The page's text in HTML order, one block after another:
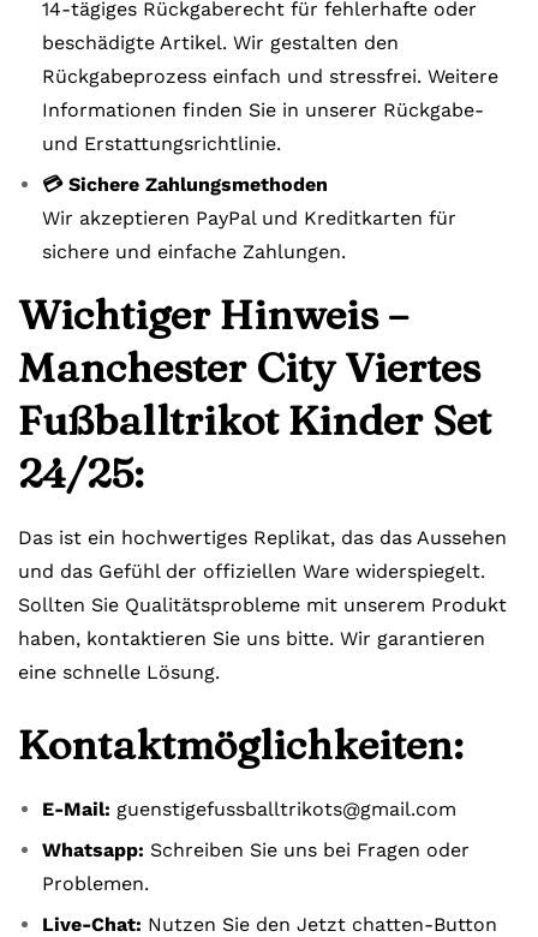
14-tägiges Rückgaberecht für fehlerhafte oder
beschädigte Artikel. Wir gestalten den
Rückgabeprozess einfach und stressfrei. Weitere
Informationen finden Sie in unserer Rückgabe-
und Erstattungsrichtlinie.
💳 Sichere Zahlungsmethoden
Wir akzeptieren PayPal und Kreditkarten für
sichere und einfache Zahlungen.
Wichtiger Hinweis –
Manchester City Viertes
Fußballtrikot Kinder Set
24/25:
Das ist ein hochwertiges Replikat, das das Aussehen
und das Gefühl der offiziellen Ware widerspiegelt.
Sollten Sie Qualitätsprobleme mit unserem Produkt
haben, kontaktieren Sie uns bitte. Wir garantieren
eine schnelle Lösung.
Kontaktmöglichkeiten:
E-Mail: guenstigefussballtrikots@gmail.com
Whatsapp: Schreiben Sie uns bei Fragen oder
Problemen.
Live-Chat: Nutzen Sie den Jetzt chatten-Button